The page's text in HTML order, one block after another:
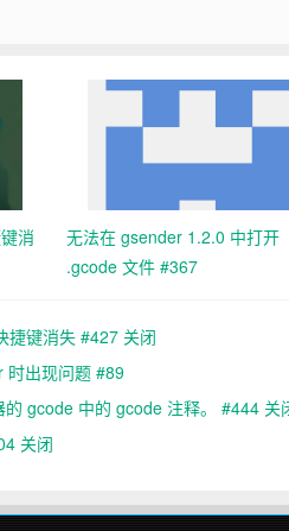
消
无法在 gsender 1.2.0 中打开
.gcode 文件 #367
捷键消失 #427 关闭
时出现问题 #89
gcode 中的 gcode 注释。 #444 关
关闭